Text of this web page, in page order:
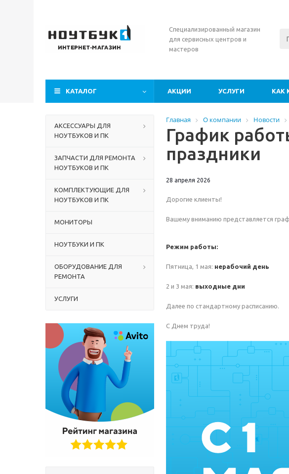
Специализированный магазин
для сервисных центров и
мастеров
КАТАЛОГ АКЦИИ УСЛУГИ КАК
АКСЕССУАРЫ ДЛЯ
НОУТБУКОВ И ПК
ЗАПЧАСТИ ДЛЯ РЕМОНТА
НОУТБУКОВ И ПК
КОМПЛЕКТУЮЩИЕ ДЛЯ
НОУТБУКОВ И ПК
МОНИТОРЫ
НОУТБУКИ И ПК
ОБОРУДОВАНИЕ ДЛЯ
РЕМОНТА
УСЛУГИ
Главная О компании Новости
График
праздники
28 апреля 2026
Дорогие клиенты!
Вашему вниманию представляется
Режим работы:
Пятница, 1 мая: нерабочий день
2 и 3 мая: выходные дни
Далее по стандартному расписанию.
С Днем труда!